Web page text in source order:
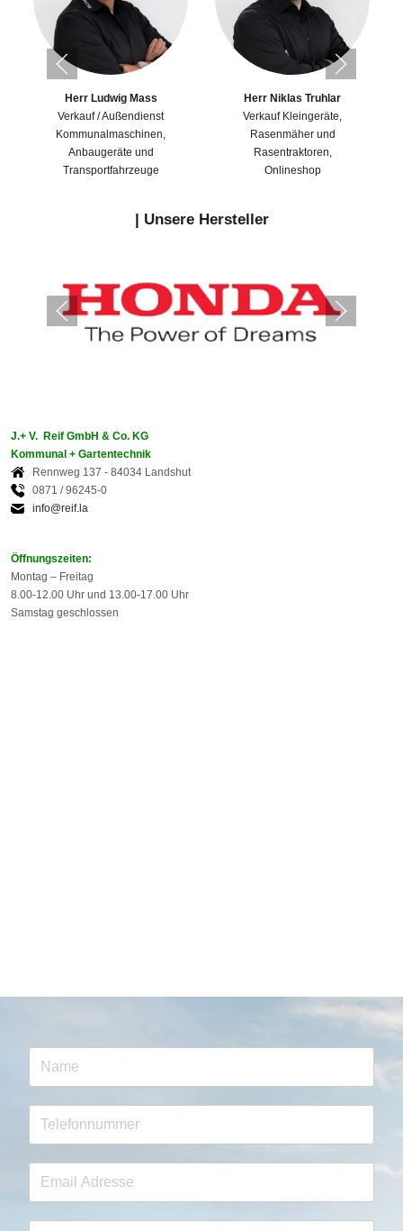
Herr Ludwig Mass
Verkauf / Außendienst
Kommunalmaschinen,
Anbaugeräte und
Transportfahrzeuge
Herr Niklas Truhlar
Verkauf Kleingeräte,
Rasenmäher und
Rasentraktoren,
Onlineshop
| Unsere Hersteller
J.+ V. Reif GmbH & Co. KG
Kommunal + Gartentechnik
Rennweg 137 - 84034 Landshut
0871 / 96245-0
info@reif.la
Öffnungszeiten:
Montag – Freitag
8.00-12.00 Uhr und 13.00-17.00 Uhr
Samstag geschlossen